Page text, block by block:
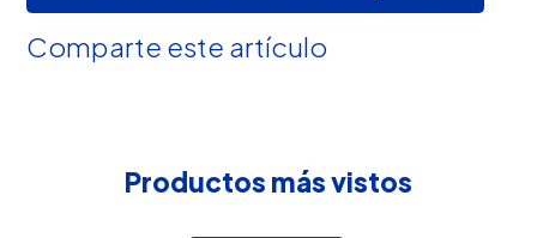
Comparte este artículo
Productos más vistos